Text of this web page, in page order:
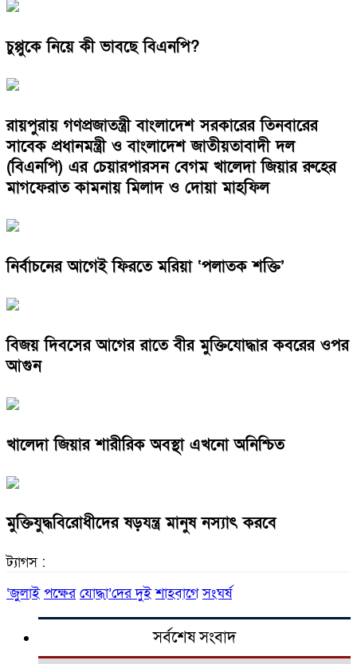
চুপ্পুকে নিয়ে কী ভাবছে বিএনপি?
রায়পুরায় গণপ্রজাতন্ত্রী বাংলাদেশ সরকারের তিনবারের
সাবেক প্রধানমন্ত্রী ও বাংলাদেশ জাতীয়তাবাদী দল
(বিএনপি) এর চেয়ারপারসন বেগম খালেদা জিয়ার রুহের
মাগফেরাত কামনায় মিলাদ ও দোয়া মাহফিল
নির্বাচনের আগেই ফিরতে মরিয়া ‘পলাতক শক্তি’
বিজয় দিবসের আগের রাতে বীর মুক্তিযোদ্ধার কবরের ওপর
আগুন
খালেদা জিয়ার শারীরিক অবস্থা এখনো অনিশ্চিত
মুক্তিযুদ্ধবিরোধীদের ষড়যন্ত্র মানুষ নস্যাৎ করবে
ট্যাগস :
‘জুলাই পক্ষের যোদ্ধা’দের দুই শাহবাগে সংঘর্ষ
সর্বশেষ সংবাদ